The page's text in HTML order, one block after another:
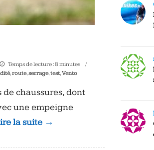
Temps de lecture :8 minutes
,route,serrage,test,Vento
chaussures, dont
une empeigne
la suite →